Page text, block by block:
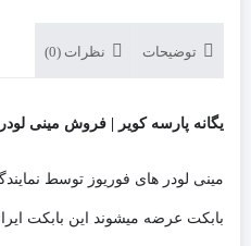
توضیحات نظرات (0)
یگانه پارسه کویر | فروش مینی
مینی لودر های فوریوز توسط
بابکت عرضه میشوند این بابکت ایرانی در 3 مدل